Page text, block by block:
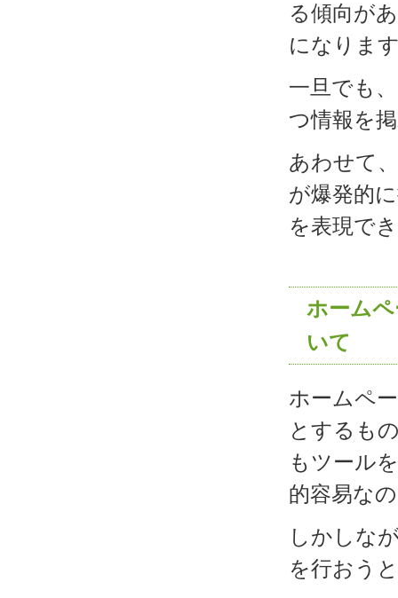
る傾向が
になりま
一旦でも
つ情報を
あわせて
が爆発的
を表現で
ホーム
いて
ホームペ
とするも
もツール
的容易な
しかしな
を行おう